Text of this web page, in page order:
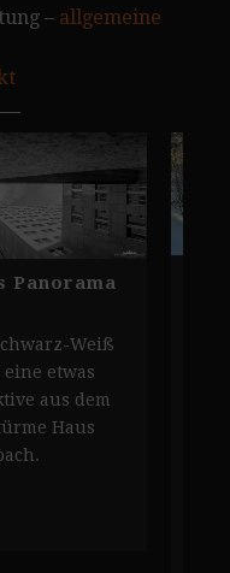
– allgemeine
Panorama
Weiß
eine etwas
aus dem
Haus